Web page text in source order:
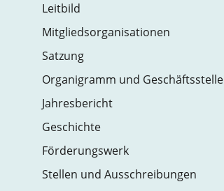
Leitbild
Mitgliedsorganisationen
Satzung
Organigramm und Geschäftsstelle
Jahresbericht
Geschichte
Förderungswerk
Stellen und Ausschreibungen